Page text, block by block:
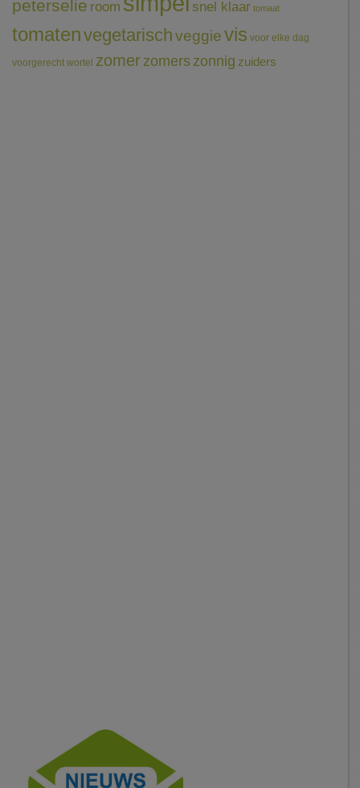
peterselie room snel klaar tomaat
tomatenvegetarischveggievis voor elke dag
voorgerecht wortel zomerzomerszonnig zuiders